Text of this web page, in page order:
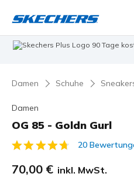
anmelden
🎁 Anmelden und
Damen Schuhe
Damen
OG 85 - Goldn Gurl
3,8 von 5 20
70,00 € inkl. MwSt.